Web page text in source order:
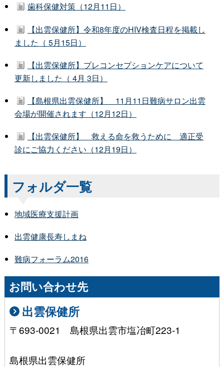
歯科保健対策（12月11日）
【出雲保健所】令和8年度のHIV検査日程を掲載し
ました（ 5月15日）
【出雲保健所】プレコンセプションケアについて
更新しました（ 4月 3日）
【島根県出雲保健所】 11月11日難病サロン出雲
会場が開催されます（12月12日）
【出雲保健所】 救える命を救うために 適正受
診にご協力ください（12月19日）
フォルダ一覧
地域医療支援計画
出雲健康長寿しまね
難病フォーラム2016
お問い合わせ先
出雲保健所
〒693-0021 島根県出雲市塩冶町223-1
島根県出雲保健所